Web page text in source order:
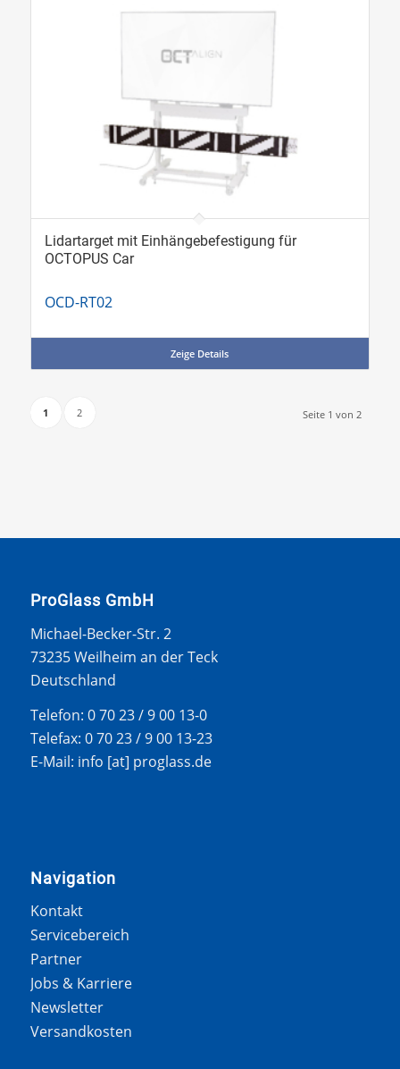
Lidartarget mit Einhängebefestigung für
OCTOPUS Car
OCD-RT02
Zeige Details
Seite 1 von 2
1 2
ProGlass GmbH
Michael-Becker-Str. 2
73235 Weilheim an der Teck
Deutschland
Telefon: 0 70 23 / 9 00 13-0
Telefax: 0 70 23 / 9 00 13-23
E-Mail: info [at] proglass.de
Navigation
Kontakt
Servicebereich
Partner
Jobs & Karriere
Newsletter
Versandkosten